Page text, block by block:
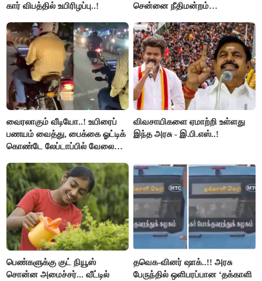
கார் விபத்தில் உயிரிழப்பு..!
சென்னை நீதிமன்றம்
வைரலாகும் வீடியோ..! உயிரைப்
பணயம் வைத்து, பைக்கை ஓட்டிக்
கொண்டே லேப்டாப்பில் வேலை
விவசாயிகளை ஏமாற்றி உள்ளது
இந்த அரசு - இ.பி.எஸ்..!
பெண்களுக்கு குட் நியூஸ்
சொன்ன அமைச்சர்... வீட்டில்
தவெக-வினர் ஷாக்..!! அரசு
பேருந்தில் ஒளிபரப்பான ‘தக்காளி